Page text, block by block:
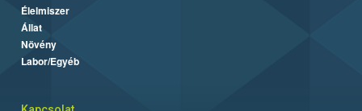
Élelmiszer
Állat
Növény
Labor/Egyéb